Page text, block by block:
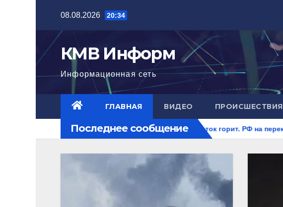
содержимому
08.08.2026 20:34
КМВ Информ
Информационная сеть
ГЛАВНАЯ ВИДЕО ПРОИСШЕСТВИЯ
Последнее сообщение
Ближний Восток горит. РФ на перекрестке рисков.